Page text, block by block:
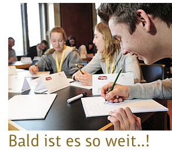
Bald ist es so weit..!